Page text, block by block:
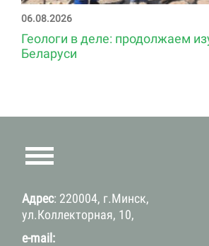
06.08.2026
Геологи в деле: продолжаем
Беларуси
Адрес: 220004, г.Минск,
ул.Коллекторная, 10,
e-mail: